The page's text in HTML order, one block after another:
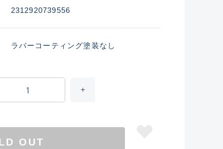
2312920739556
ラバーコーティング塗装なし
OUT